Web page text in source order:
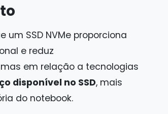
SSD NVMe proporciona
e reduz
em relação a tecnologias
disponível no SSD, mais
do notebook.